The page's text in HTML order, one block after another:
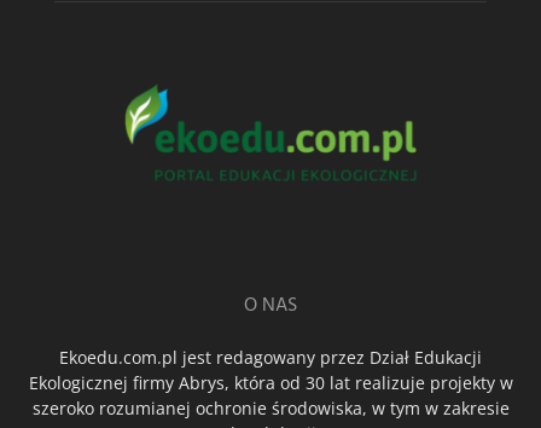
O NAS
Ekoedu.com.pl jest redagowany przez Dział Edukacji
Ekologicznej firmy Abrys, która od 30 lat realizuje projekty w
szeroko rozumianej ochronie środowiska, w tym w zakresie